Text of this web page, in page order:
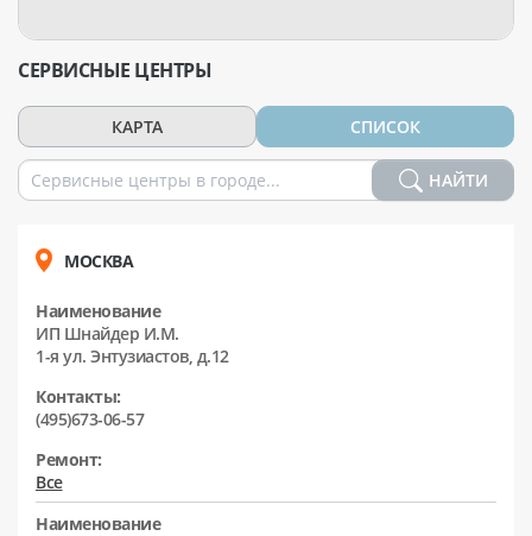
СЕРВИСНЫЕ ЦЕНТРЫ
КАРТА СПИСОК
НАЙТИ
МОСКВА
Наименование
ИП Шнайдер И.М.
1-я ул. Энтузиастов, д.12
Контакты:
(495)673-06-57
Ремонт:
Все
Наименование